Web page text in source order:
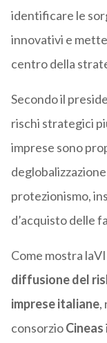
identificare le
innovativi e
centro della
Secondo il
rischi strategici
imprese sono
protezionismo,
d’acquisto delle
Come mostra
diffusione del
imprese italiane,
consorzioCineas